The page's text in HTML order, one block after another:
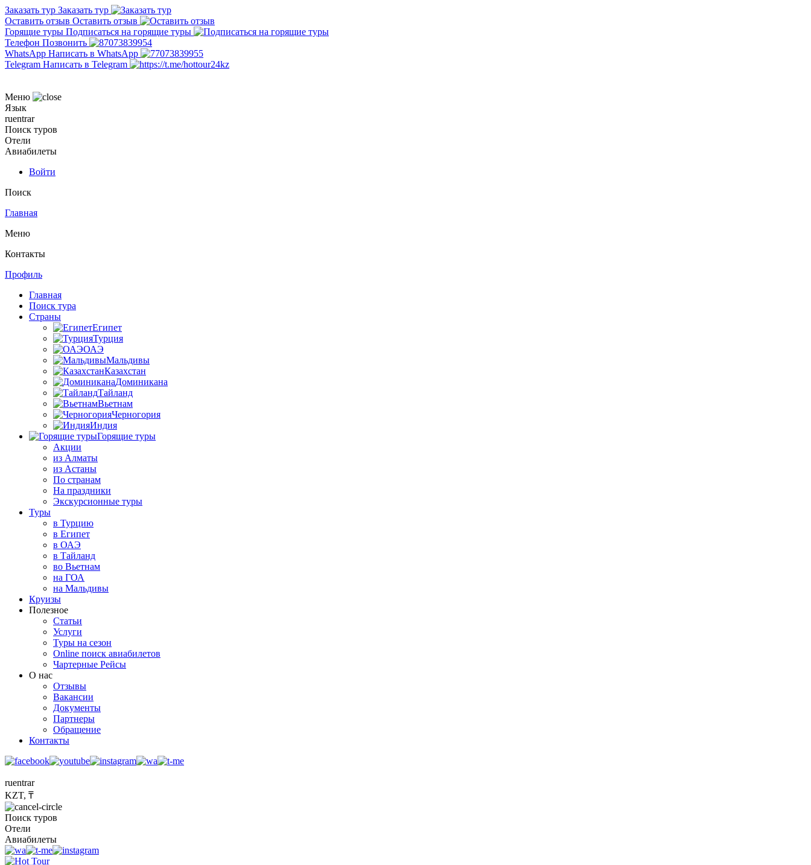
Заказать тур Заказать тур
Оставить отзыв Оставить отзыв
Горящие туры Подписаться на горящие туры
Телефон Позвонить
WhatsApp Написать в WhatsApp
Telegram Написать в Telegram
Меню
Язык
ruentrar
Поиск туров
Отели
Авиабилеты
Войти
Поиск
Главная
Меню
Контакты
Профиль
Главная
Поиск тура
Страны
Египет
Турция
ОАЭ
Мальдивы
Казахстан
Доминикана
Тайланд
Вьетнам
Черногория
Индия
Горящие туры
Акции
из Алматы
из Астаны
По странам
На праздники
Экскурсионные туры
Туры
в Турцию
в Египет
в ОАЭ
в Тайланд
во Вьетнам
на ГОА
на Мальдивы
Круизы
Полезное
Статьи
Услуги
Туры на сезон
Online поиск авиабилетов
Чартерные Рейсы
О нас
Отзывы
Вакансии
Документы
Партнеры
Обращение
Контакты
ruentrar
KZT, ₸
Поиск туров
Отели
Авиабилеты